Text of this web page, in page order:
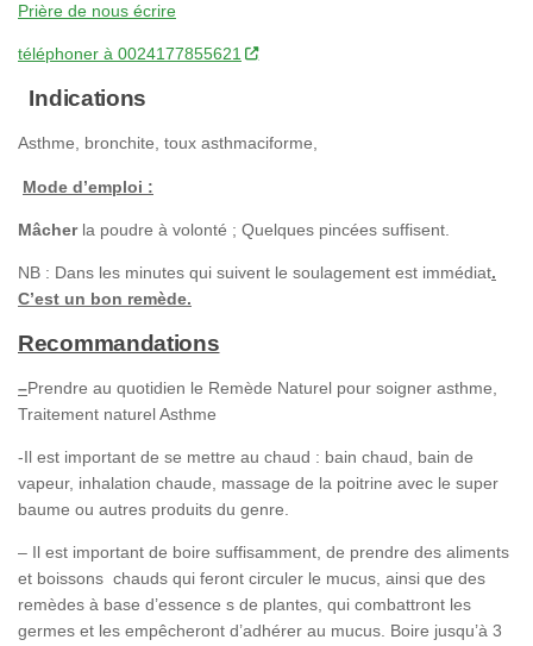
Prière de nous écrire
téléphoner à 0024177855621
Indications
Asthme, bronchite, toux asthmaciforme,
Mode d’emploi :
Mâcher la poudre à volonté ; Quelques pincées suffisent.
NB : Dans les minutes qui suivent le soulagement est immédiat.
C’est un bon remède.
Recommandations
–Prendre au quotidien le Remède Naturel pour soigner asthme,
Traitement naturel Asthme
-Il est important de se mettre au chaud : bain chaud, bain de
vapeur, inhalation chaude, massage de la poitrine avec le super
baume ou autres produits du genre.
– Il est important de boire suffisamment, de prendre des aliments
et boissons chauds qui feront circuler le mucus, ainsi que des
remèdes à base d’essence s de plantes, qui combattront les
germes et les empêcheront d’adhérer au mucus. Boire jusqu’à 3